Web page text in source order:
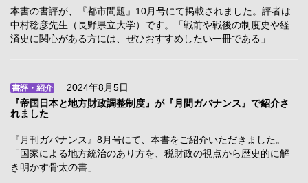
本書の書評が、『都市問題』10月号にて掲載されました。評者は
中村稔彦先生（長野県立大学）です。「戦前や戦後の制度史や経
済史に関心がある方には、ぜひおすすめしたい一冊である」
書評・紹介
2024年8月5日
『帝国日本と地方財政調整制度』が『月間ガバナンス』で紹介さ
れました
『月刊ガバナンス』8月号にて、本書をご紹介いただきました。
「国家による地方統治のあり方を、税財政の視点から歴史的に解
き明かす骨太の書」